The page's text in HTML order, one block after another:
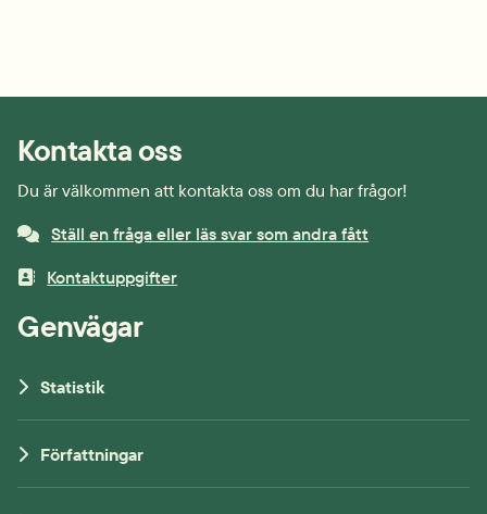
Kontakta oss
Du är välkommen att kontakta oss om du har frågor!
Ställ en fråga eller läs svar som andra fått
Kontaktuppgifter
Genvägar
Statistik
Författningar